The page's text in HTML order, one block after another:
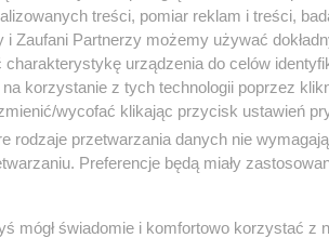
zapewne będą mieli ze
sportowo
Wasilewski, dyrektor
treści, pomiar reklam i treści,
Zaufani Partnerzy możemy używać
urządzenia do celów
korzystanie z tych technologii poprzez
wycofać klikając przycisk ustawień
rodzaje przetwarzania danych nie
Preferencje będą miały
mógł świadomie i komfortowo korzystać z